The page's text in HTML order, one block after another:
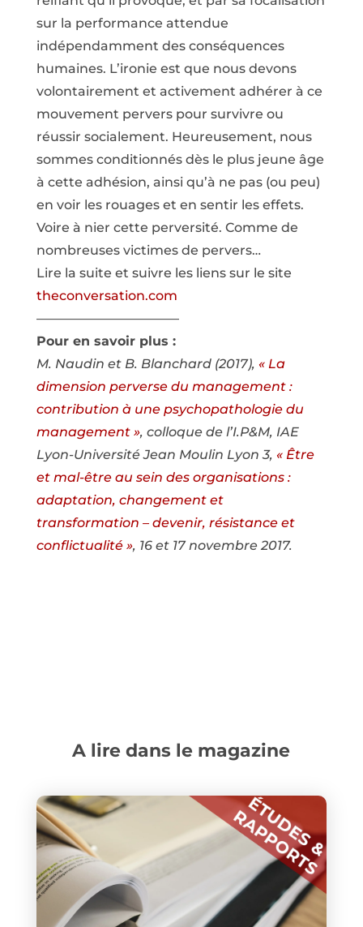
sur la performance attendue
indépendamment des conséquences
humaines. L’ironie est que nous devons
volontairement et activement adhérer à ce
mouvement pervers pour survivre ou
réussir socialement. Heureusement, nous
sommes conditionnés dès le plus jeune âge
à cette adhésion, ainsi qu’à ne pas (ou peu)
en voir les rouages et en sentir les effets.
Voire à nier cette perversité. Comme de
nombreuses victimes de pervers…
Lire la suite et suivre les liens sur le site
theconversation.com
———————————
Pour en savoir plus :
M. Naudin et B. Blanchard (2017), « La
dimension perverse du management :
contribution à une psychopathologie du
management », colloque de l’I.P&M, IAE
Lyon-Université Jean Moulin Lyon 3, « Être
et mal-être au sein des organisations :
adaptation, changement et
transformation – devenir, résistance et
conflictualité », 16 et 17 novembre 2017.
A lire dans le magazine